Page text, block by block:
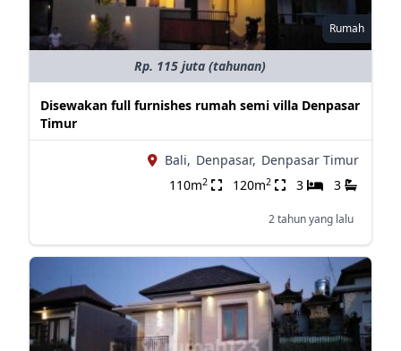
Rumah
Rp. 115 juta (tahunan)
Disewakan full furnishes rumah semi villa Denpasar
Timur
Bali, Denpasar, Denpasar Timur
110m2 120m2 3 3
2 tahun yang lalu